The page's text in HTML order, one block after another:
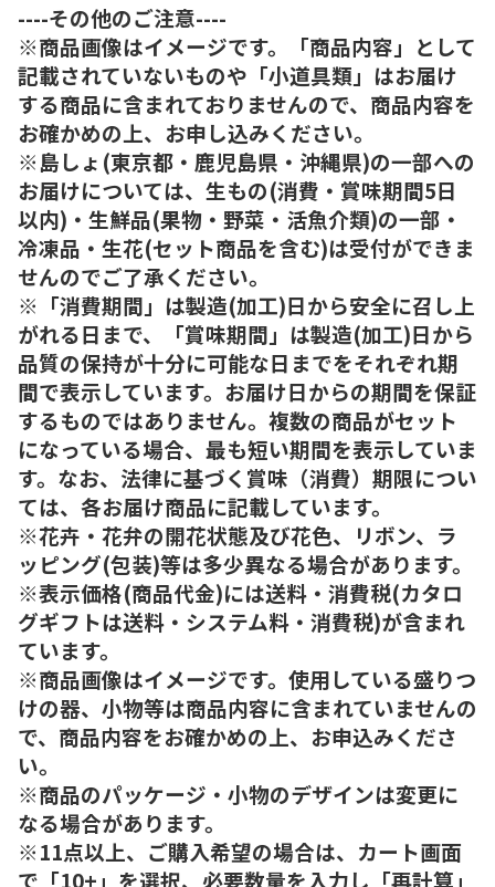
----その他のご注意----
※商品画像はイメージです。「商品内容」として
記載されていないものや「小道具類」はお届け
する商品に含まれておりませんので、商品内容を
お確かめの上、お申し込みください。
※島しょ(東京都・鹿児島県・沖縄県)の一部への
お届けについては、生もの(消費・賞味期間5日
以内)・生鮮品(果物・野菜・活魚介類)の一部・
冷凍品・生花(セット商品を含む)は受付ができま
せんのでご了承ください。
※「消費期間」は製造(加工)日から安全に召し上
がれる日まで、「賞味期間」は製造(加工)日から
品質の保持が十分に可能な日までをそれぞれ期
間で表示しています。お届け日からの期間を保証
するものではありません。複数の商品がセット
になっている場合、最も短い期間を表示していま
す。なお、法律に基づく賞味（消費）期限につい
ては、各お届け商品に記載しています。
※花卉・花弁の開花状態及び花色、リボン、ラ
ッピング(包装)等は多少異なる場合があります。
※表示価格(商品代金)には送料・消費税(カタロ
グギフトは送料・システム料・消費税)が含まれ
ています。
※商品画像はイメージです。使用している盛りつ
けの器、小物等は商品内容に含まれていませんの
で、商品内容をお確かめの上、お申込みくださ
い。
※商品のパッケージ・小物のデザインは変更に
なる場合があります。
※11点以上、ご購入希望の場合は、カート画面
で「10+」を選択、必要数量を入力し「再計算」